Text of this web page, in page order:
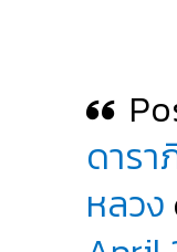
ดารา
หลวง